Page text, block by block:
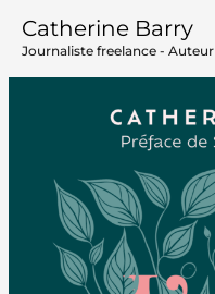
contenu
Catherine Barry
Journaliste freelance - Auteur